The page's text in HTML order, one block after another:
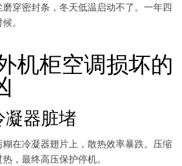
穿密封条，冬天低温启动不了。一年四
。
机柜空调损坏的
凝器脏堵
在冷凝器翅片上，散热效率暴跌。压缩
，最终高压保护停机。